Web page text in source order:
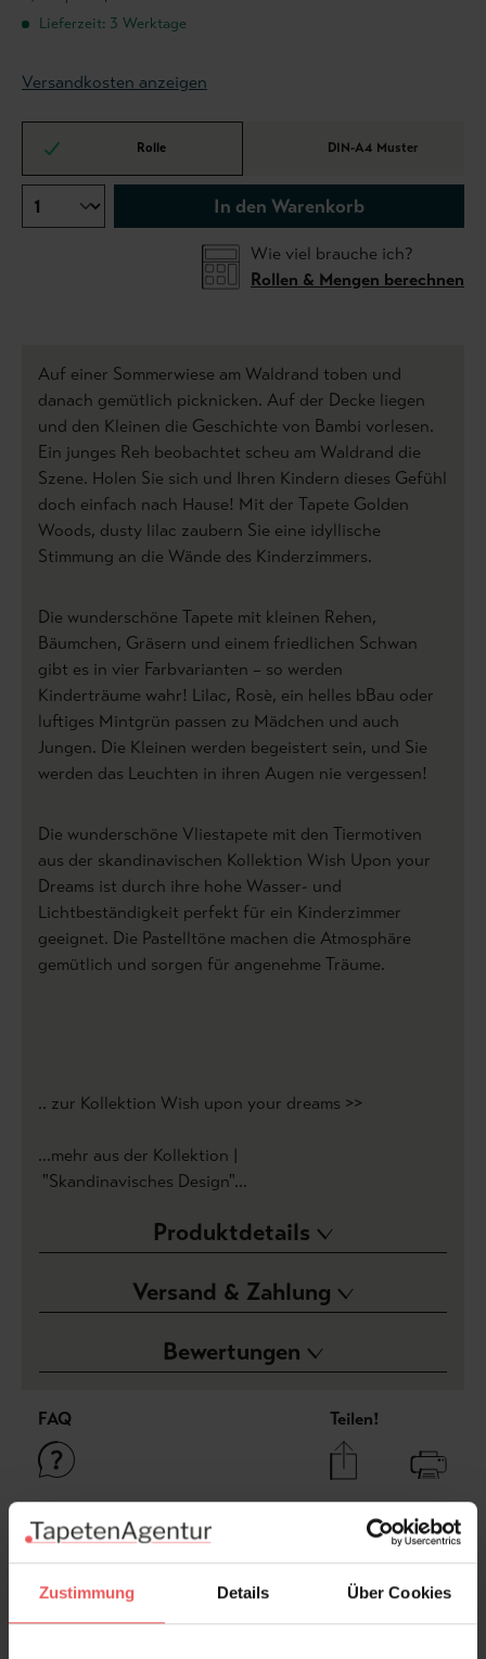
Zustimmung Details Über Cookies
Lieferzeit: 3 Werktage
Versandkosten anzeigen
Rolle DIN-A4 Muster
In den Warenkorb
Wie viel brauche ich?
Rollen & Mengen berechnen
Auf einer Sommerwiese am Waldrand toben und
danach gemütlich picknicken. Auf der Decke liegen
und den Kleinen die Geschichte von Bambi vorlesen.
Ein junges Reh beobachtet scheu am Waldrand die
Szene. Holen Sie sich und Ihren Kindern dieses Gefühl
doch einfach nach Hause! Mit der Tapete Golden
Woods, dusty lilac zaubern Sie eine idyllische
Stimmung an die Wände des Kinderzimmers.
Die wunderschöne Tapete mit kleinen Rehen,
Bäumchen, Gräsern und einem friedlichen Schwan
gibt es in vier Farbvarianten – so werden
Kinderträume wahr! Lilac, Rosè, ein helles bBau oder
luftiges Mintgrün passen zu Mädchen und auch
Jungen. Die Kleinen werden begeistert sein, und Sie
werden das Leuchten in ihren Augen nie vergessen!
Die wunderschöne Vliestapete mit den Tiermotiven
aus der skandinavischen Kollektion Wish Upon your
Dreams ist durch ihre hohe Wasser- und
Lichtbeständigkeit perfekt für ein Kinderzimmer
geeignet. Die Pastelltöne machen die Atmosphäre
gemütlich und sorgen für angenehme Träume.
.. zur Kollektion Wish upon your dreams >>
...mehr aus der Kollektion |
"Skandinavisches Design"...
Produktdetails
Versand & Zahlung
Bewertungen
FAQ Teilen!
Sie haben Fragen zum Produkt?